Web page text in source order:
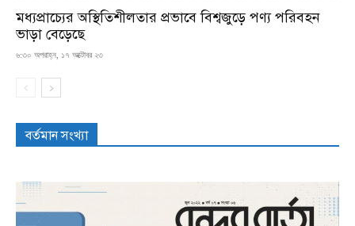
মধ্যপ্রাচ্যের অস্থিতিশীলতার প্রভাবে বিশ্বজুড়ে পণ্য পরিবহন
ভাড়া বেড়েছে
৬:৩০ অপরাহ্ন, ১৭ অক্টোবর ২৩
বর্তমান সংখ্যা